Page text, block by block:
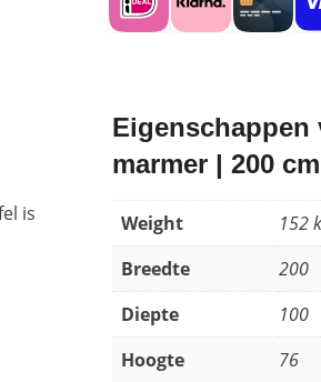
is
Eigenschappen
marmer | 200 cm
Weight
152
Breedte
200
Diepte
100
Hoogte
76